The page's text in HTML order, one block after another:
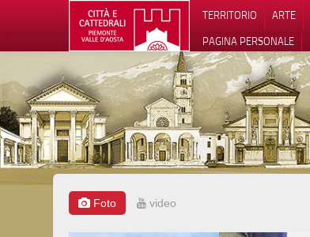
TERRITORIO ARTE
PAGINA PERSONALE
Foto video